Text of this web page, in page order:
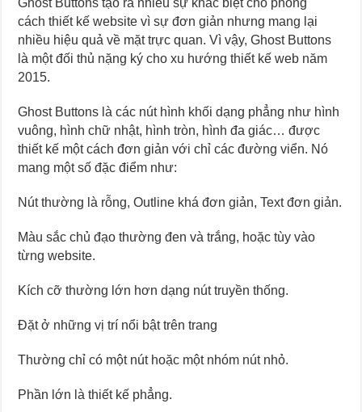
Ghost Buttons tạo ra nhiều sự khác biệt cho phong
cách thiết kế website vì sự đơn giản nhưng mang lại
nhiều hiệu quả về mặt trực quan. Vì vậy, Ghost Buttons
là một đối thủ nặng ký cho xu hướng thiết kế web năm
2015.
Ghost Buttons là các nút hình khối dạng phẳng như hình
vuông, hình chữ nhật, hình tròn, hình đa giác… được
thiết kế một cách đơn giản với chỉ các đường viển. Nó
mang một số đặc điểm như:
Nút thường là rỗng, Outline khá đơn giản, Text đơn giản.
Màu sắc chủ đạo thường đen và trắng, hoặc tùy vào
từng website.
Kích cỡ thường lớn hơn dạng nút truyền thống.
Đặt ở những vị trí nổi bật trên trang
Thường chỉ có một nút hoặc một nhóm nút nhỏ.
Phần lớn là thiết kế phẳng.